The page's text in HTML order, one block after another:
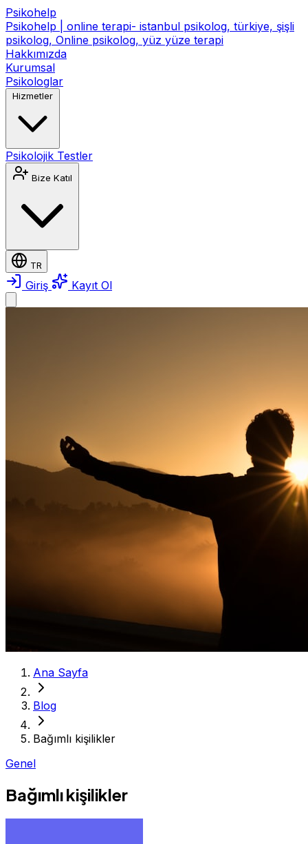
Psikohelp
Psikohelp | online terapi- istanbul psikolog, türkiye, şişli
psikolog, Online psikolog, yüz yüze terapi
Hakkımızda
Kurumsal
Psikologlar
Hizmetler
Psikolojik Testler
Bize Katıl
TR
Giriş Kayıt Ol
Ana Sayfa
Blog
Bağımlı kişilikler
Genel
Bağımlı kişilikler